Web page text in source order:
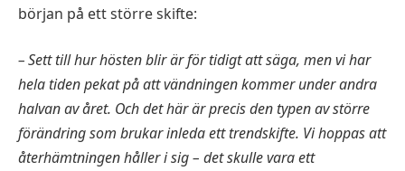
början på ett större skifte:
– Sett till hur hösten blir är för tidigt att säga, men vi har
hela tiden pekat på att vändningen kommer under andra
halvan av året. Och det här är precis den typen av större
förändring som brukar inleda ett trendskifte. Vi hoppas att
återhämtningen håller i sig – det skulle vara ett